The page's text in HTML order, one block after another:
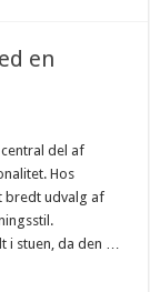
en
del af
Hos
bredt udvalg af
i stuen, da den …